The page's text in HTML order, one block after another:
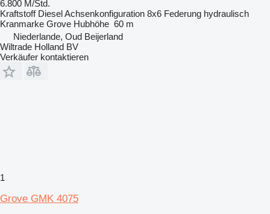
6.800 M/Std.
Kraftstoff DieselAchsenkonfiguration 8x6 Federung hydraulisch
Kranmarke Grove Hubhöhe 60 m
Niederlande, Oud Beijerland
Wiltrade Holland BV
Verkäufer kontaktieren
1
Grove GMK 4075